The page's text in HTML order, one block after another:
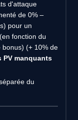
d'attaque
de 0% –
pour un
fonction du
bonus) (+ 10% de
PV manquants
du